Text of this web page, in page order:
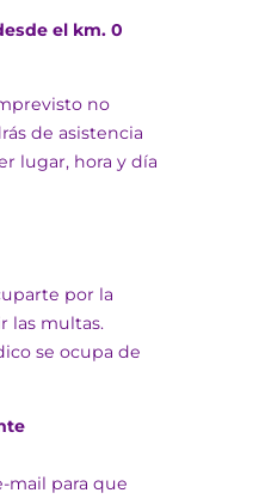
el km. 0
no
de asistencia
lugar, hora y día
por la
las multas.
se ocupa de
mail para que